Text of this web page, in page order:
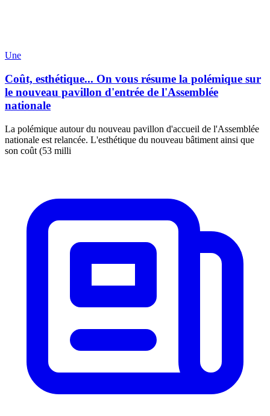
Une
Coût, esthétique... On vous résume la polémique sur
le nouveau pavillon d'entrée de l'Assemblée
nationale
La polémique autour du nouveau pavillon d'accueil de l'Assemblée
nationale est relancée. L'esthétique du nouveau bâtiment ainsi que
son coût (53 milli